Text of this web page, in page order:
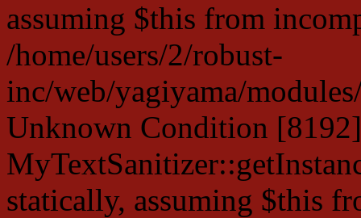
assuming $this from
/home/users/2/robust-
inc/web/yagiyama/
Unknown Condition
statically, assuming $this